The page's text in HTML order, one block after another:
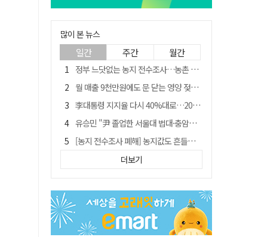
많이 본 뉴스
일간 주간 월간
정부 느닷없는 농지 전수조사…농촌 들쑤시는 '경자유전'의 칼날
월 매출 9천만원에도 문 닫는 영양 젖소농장… "일할 사람이 없어"
李대통령 지지율 다시 40%대로…20대는 18.8%p 급락
유승민 "尹 졸업한 서울대 법대·충암고도 없애야"…李 육사 통합 직격
[농지 전수조사 폐해] 농지값도 흔들리나…"도지 막히면 헐값 매물 나올 수도"
[농지 전수조사 폐해] '쌀 받고 논 내 준' 도지농 이제 어쩌나?
국민 51.9% "李 대통령 재판 재개 필요하다"
경북 영천시, 9월부터 11월까지 반값 여행 혜택 제공
아쉬운 태클
더보기